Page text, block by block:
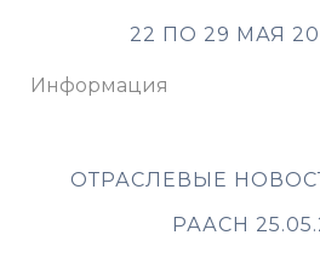
22 ПО 29 МАЯ
Информация
ОТРАСЛЕВЫЕ
РААСН